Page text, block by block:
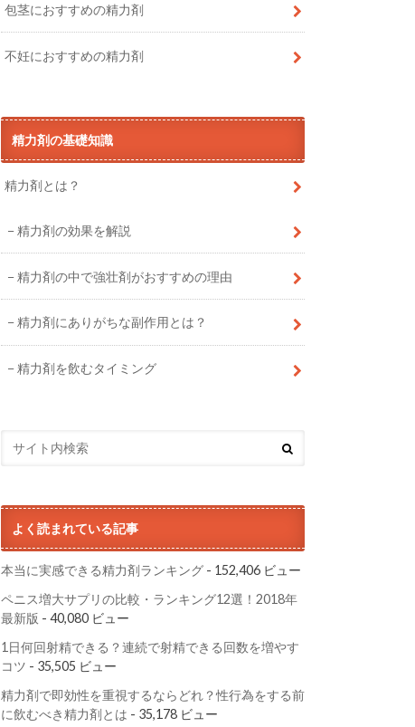
包茎におすすめの精力剤
不妊におすすめの精力剤
精力剤の基礎知識
精力剤とは？
精力剤の効果を解説
精力剤の中で強壮剤がおすすめの理由
精力剤にありがちな副作用とは？
精力剤を飲むタイミング
よく読まれている記事
本当に実感できる精力剤ランキング - 152,406 ビュー
ペニス増大サプリの比較・ランキング12選！2018年
最新版 - 40,080 ビュー
1日何回射精できる？連続で射精できる回数を増やす
コツ - 35,505 ビュー
精力剤で即効性を重視するならどれ？性行為をする前
に飲むべき精力剤とは - 35,178 ビュー